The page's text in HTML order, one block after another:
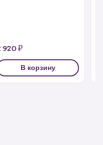
920 ₽
В корзину